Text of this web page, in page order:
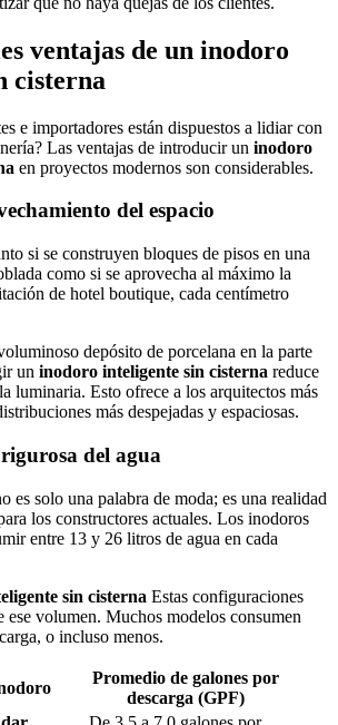
ventajas de un inodoro
cisterna
e importadores están dispuestos a lidiar con
Las ventajas de introducir un inodoro
en proyectos modernos son considerables.
del espacio
si se construyen bloques de pisos en una
como si se aprovecha al máximo la
de hotel boutique, cada centímetro
depósito de porcelana en la parte
un inodoro inteligente sin cisterna reduce
luminaria. Esto ofrece a los arquitectos más
más despejadas y espaciosas.
del agua
es solo una palabra de moda; es una realidad
los constructores actuales. Los inodoros
entre 13 y 26 litros de agua en cada
sin cisterna Estas configuraciones
ese volumen. Muchos modelos consumen
o incluso menos.
Promedio de galones por
descarga (GPF)